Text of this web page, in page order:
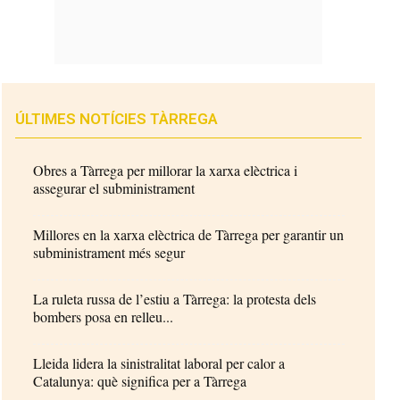
ÚLTIMES NOTÍCIES TÀRREGA
Obres a Tàrrega per millorar la xarxa elèctrica i
assegurar el subministrament
Millores en la xarxa elèctrica de Tàrrega per garantir un
subministrament més segur
La ruleta russa de l’estiu a Tàrrega: la protesta dels
bombers posa en relleu...
Lleida lidera la sinistralitat laboral per calor a
Catalunya: què significa per a Tàrrega